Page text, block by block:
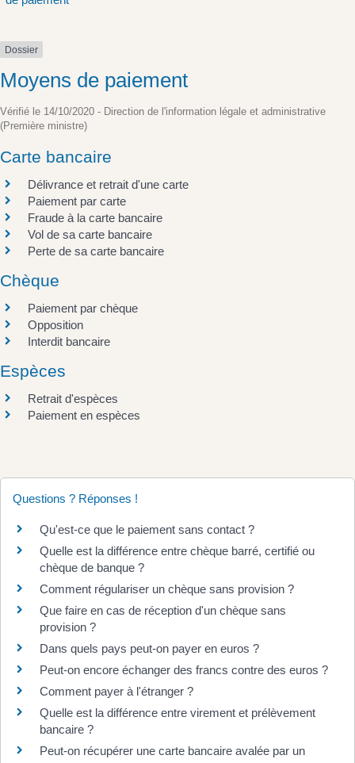
Dossier
Moyens de paiement
Vérifié le 14/10/2020 - Direction de l'information légale et administrative
(Première ministre)
Carte bancaire
Délivrance et retrait d'une carte
Paiement par carte
Fraude à la carte bancaire
Vol de sa carte bancaire
Perte de sa carte bancaire
Chèque
Paiement par chèque
Opposition
Interdit bancaire
Espèces
Retrait d'espèces
Paiement en espèces
Questions ? Réponses !
Qu'est-ce que le paiement sans contact ?
Quelle est la différence entre chèque barré, certifié ou
chèque de banque ?
Comment régulariser un chèque sans provision ?
Que faire en cas de réception d'un chèque sans
provision ?
Dans quels pays peut-on payer en euros ?
Peut-on encore échanger des francs contre des euros ?
Comment payer à l'étranger ?
Quelle est la différence entre virement et prélèvement
bancaire ?
Peut-on récupérer une carte bancaire avalée par un